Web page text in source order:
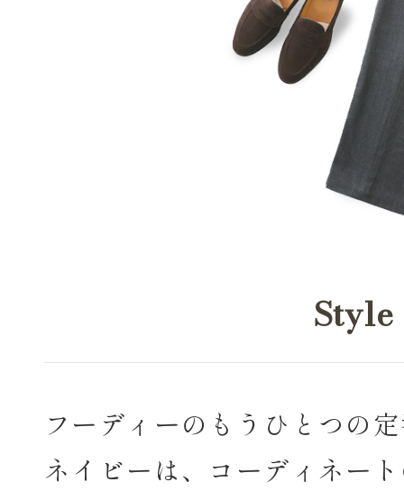
Style
フーディーのもうひとつの
ネイビーは、コーディネー